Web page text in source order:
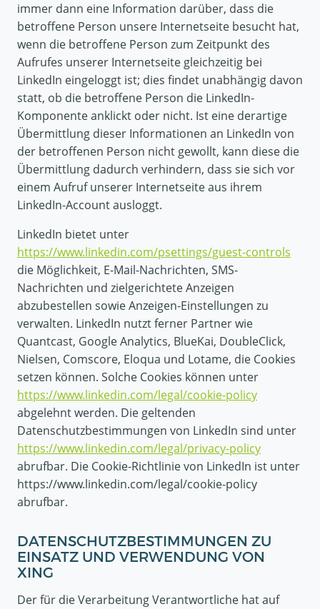
immer dann eine Information darüber, dass die
betroffene Person unsere Internetseite besucht hat,
wenn die betroffene Person zum Zeitpunkt des
Aufrufes unserer Internetseite gleichzeitig bei
LinkedIn eingeloggt ist; dies findet unabhängig davon
statt, ob die betroffene Person die LinkedIn-
Komponente anklickt oder nicht. Ist eine derartige
Übermittlung dieser Informationen an LinkedIn von
der betroffenen Person nicht gewollt, kann diese die
Übermittlung dadurch verhindern, dass sie sich vor
einem Aufruf unserer Internetseite aus ihrem
LinkedIn-Account ausloggt.
LinkedIn bietet unter
https://www.linkedin.com/psettings/guest-controls
die Möglichkeit, E-Mail-Nachrichten, SMS-
Nachrichten und zielgerichtete Anzeigen
abzubestellen sowie Anzeigen-Einstellungen zu
verwalten. LinkedIn nutzt ferner Partner wie
Quantcast, Google Analytics, BlueKai, DoubleClick,
Nielsen, Comscore, Eloqua und Lotame, die Cookies
setzen können. Solche Cookies können unter
https://www.linkedin.com/legal/cookie-policy
abgelehnt werden. Die geltenden
Datenschutzbestimmungen von LinkedIn sind unter
https://www.linkedin.com/legal/privacy-policy
abrufbar. Die Cookie-Richtlinie von LinkedIn ist unter
https://www.linkedin.com/legal/cookie-policy
abrufbar.
DATENSCHUTZBESTIMMUNGEN ZU
EINSATZ UND VERWENDUNG VON
XING
Der für die Verarbeitung Verantwortliche hat auf